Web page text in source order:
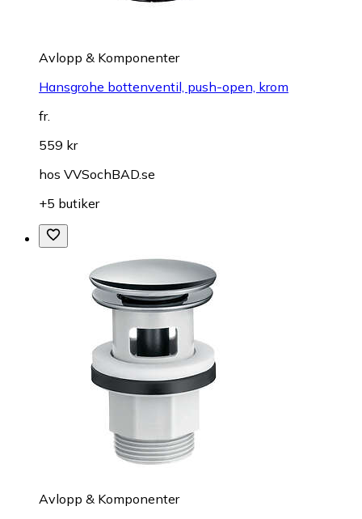
Avlopp & Komponenter
Hansgrohe bottenventil, push-open, krom
fr.
559 kr
hos VVSochBAD.se
+5 butiker
Avlopp & Komponenter